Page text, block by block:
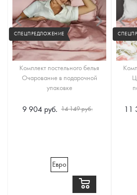
СПЕЦПРЕДЛОЖЕНИЕ
Комплект постельного белья
Очарование в подарочной
упаковке
9 904 руб. 14 149 руб.
Евро
11